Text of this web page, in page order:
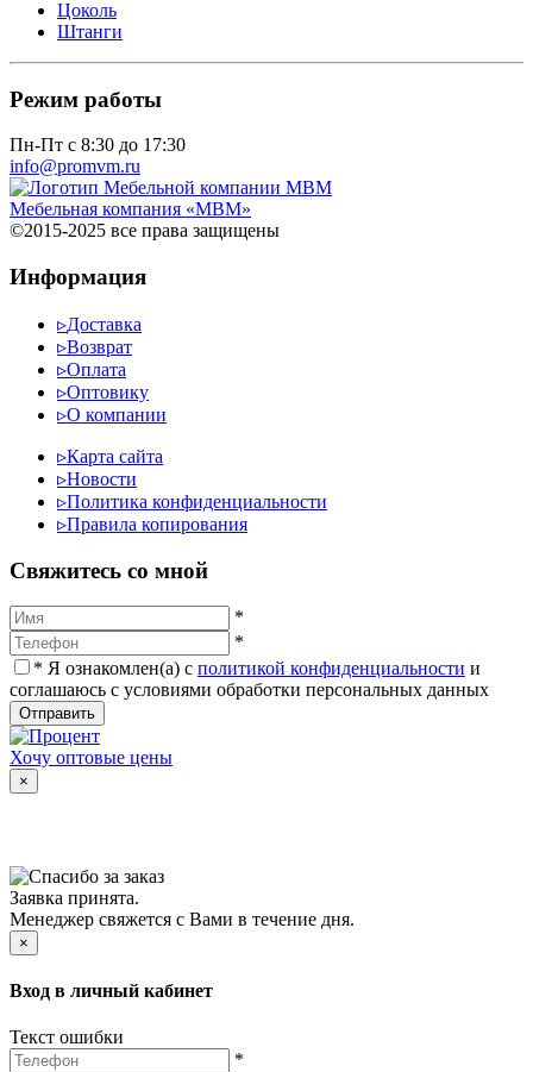
Цоколь
Штанги
Режим работы
Пн-Пт с 8:30 до 17:30
info@promvm.ru
Мебельная компания «МВМ»
©2015-2025 все права защищены
Информация
▹Доставка
▹Возврат
▹Оплата
▹Оптовику
▹О компании
▹Карта сайта
▹Новости
▹Политика конфиденциальности
▹Правила копирования
Cвяжитесь со мной
*
*
* Я ознакомлен(а) с политикой конфиденциальности и
соглашаюсь с условиями обработки персональных данных
Отправить
Хочу оптовые цены
×
Заявка принята.
Менеджер свяжется с Вами в течение дня.
×
Вход в личный кабинет
Текст ошибки
*